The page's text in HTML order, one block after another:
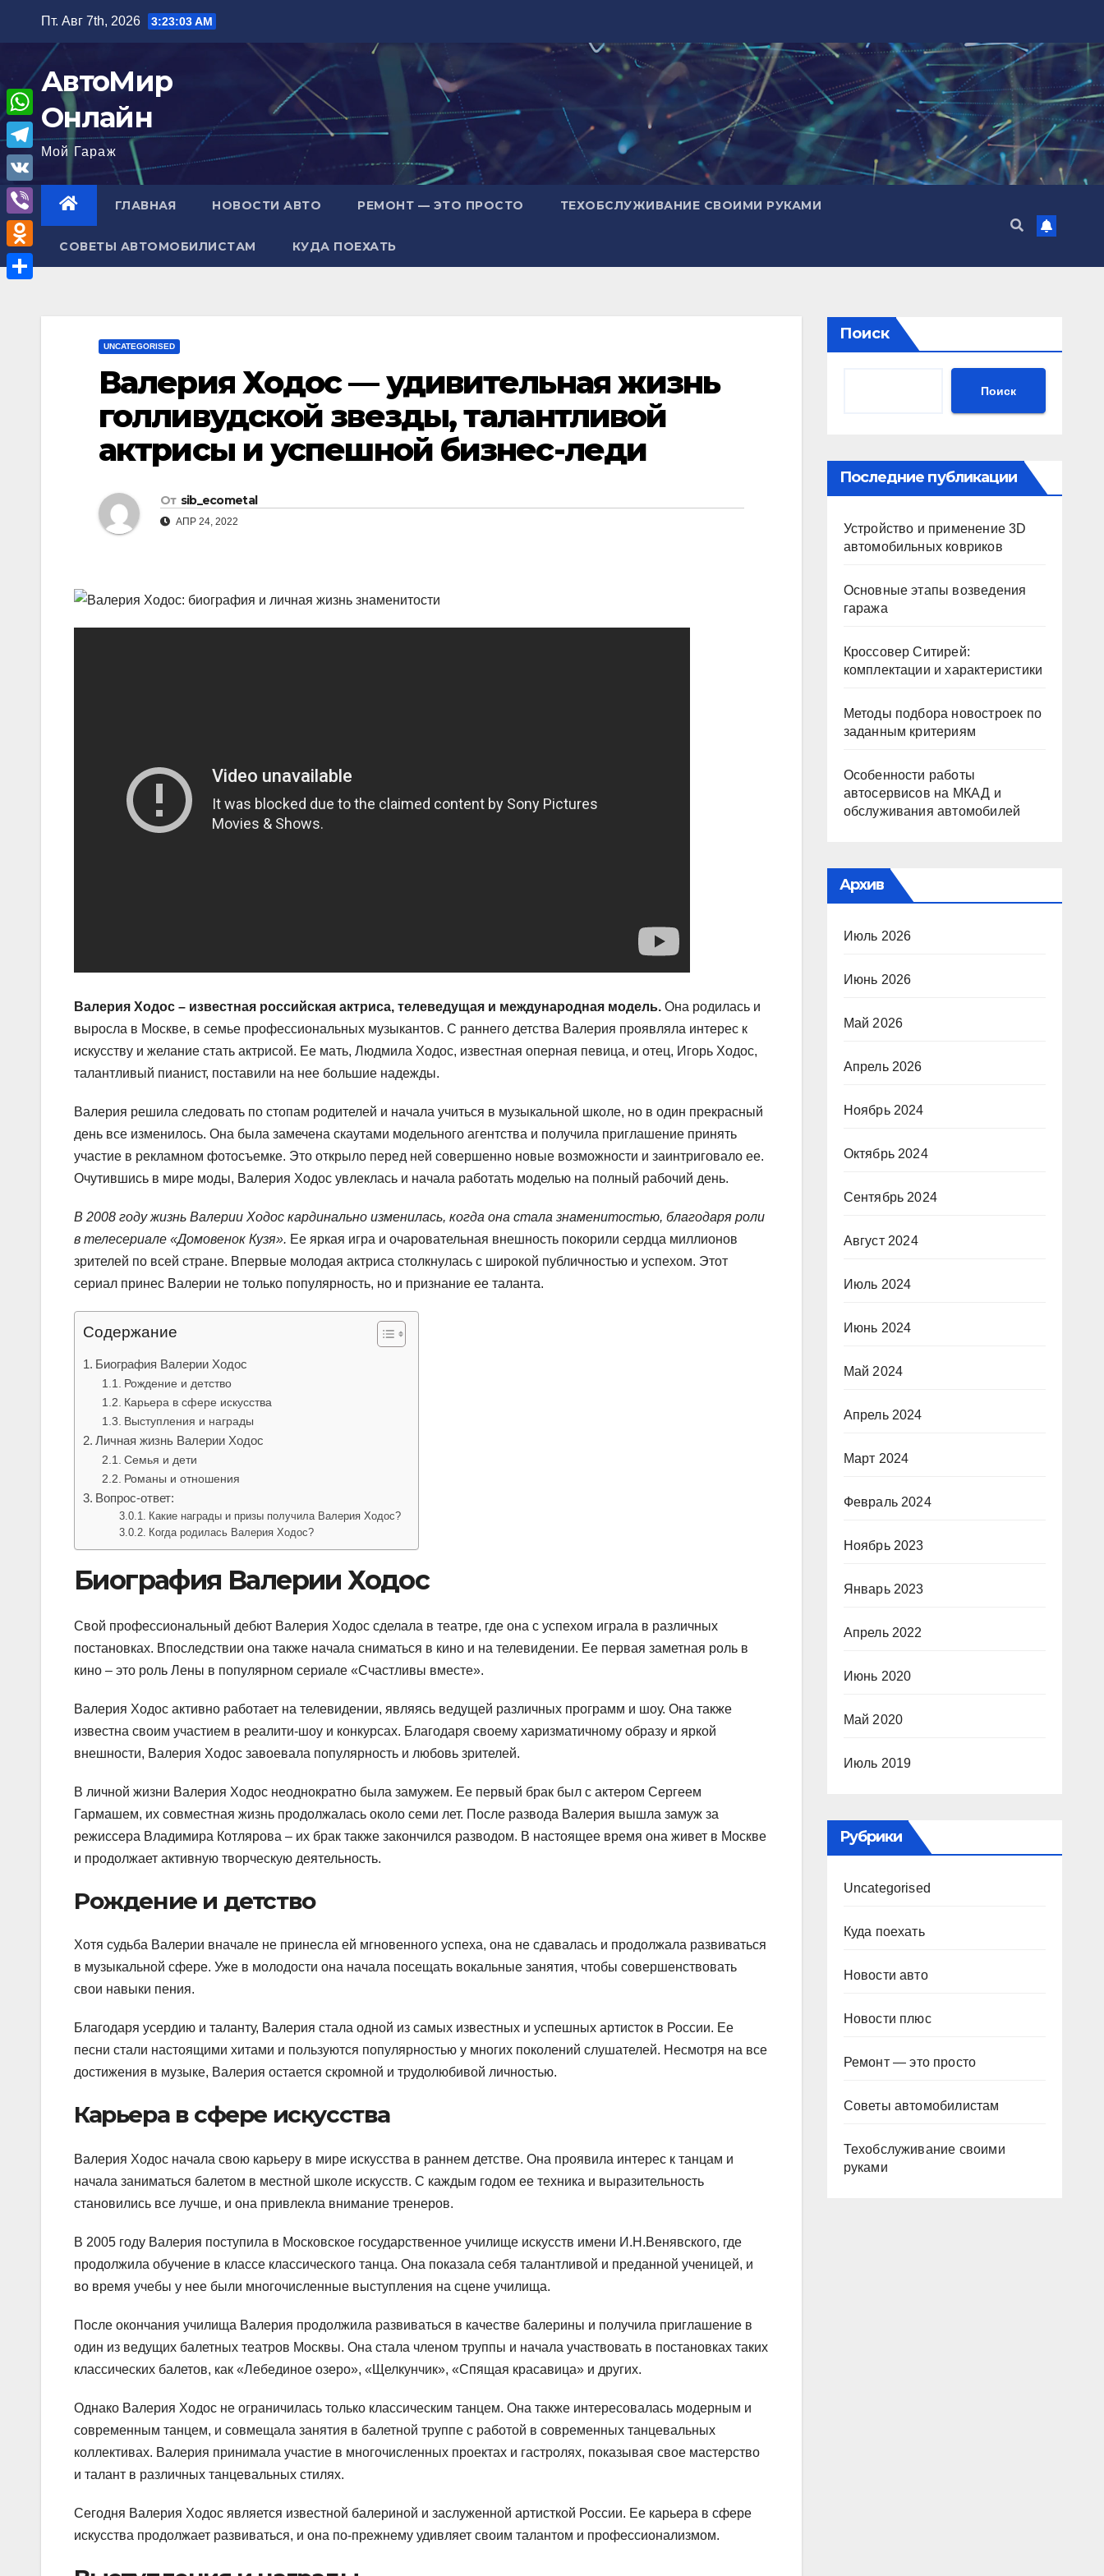
содержимому
Пт. Авг 7th, 2026 3:23:04 AM
АвтоМир
Онлайн
Мой Гараж
ГЛАВНАЯ НОВОСТИ АВТО РЕМОНТ — ЭТО ПРОСТО ТЕХОБСЛУЖИВАНИЕ СВОИМИ РУКАМИ
СОВЕТЫ АВТОМОБИЛИСТАМ КУДА ПОЕХАТЬ
UNCATEGORISED
Валерия Ходос — удивительная жизнь
голливудской звезды, талантливой
актрисы и успешной бизнес-леди
От sib_ecometal
АПР 24, 2022
Валерия Ходос – известная российская актриса, телеведущая и международная модель. Она родилась и
выросла в Москве, в семье профессиональных музыкантов. С раннего детства Валерия проявляла интерес к
искусству и желание стать актрисой. Ее мать, Людмила Ходос, известная оперная певица, и отец, Игорь Ходос,
талантливый пианист, поставили на нее большие надежды.
Валерия решила следовать по стопам родителей и начала учиться в музыкальной школе, но в один прекрасный
день все изменилось. Она была замечена скаутами модельного агентства и получила приглашение принять
участие в рекламном фотосъемке. Это открыло перед ней совершенно новые возможности и заинтриговало ее.
Очутившись в мире моды, Валерия Ходос увлеклась и начала работать моделью на полный рабочий день.
В 2008 году жизнь Валерии Ходос кардинально изменилась, когда она стала знаменитостью, благодаря роли
в телесериале «Домовенок Кузя». Ее яркая игра и очаровательная внешность покорили сердца миллионов
зрителей по всей стране. Впервые молодая актриса столкнулась с широкой публичностью и успехом. Этот
сериал принес Валерии не только популярность, но и признание ее таланта.
Содержание
Биография Валерии Ходос
Рождение и детство
Карьера в сфере искусства
Выступления и награды
Личная жизнь Валерии Ходос
Семья и дети
Романы и отношения
Вопрос-ответ:
Какие награды и призы получила Валерия Ходос?
Когда родилась Валерия Ходос?
Биография Валерии Ходос
Свой профессиональный дебют Валерия Ходос сделала в театре, где она с успехом играла в различных
постановках. Впоследствии она также начала сниматься в кино и на телевидении. Ее первая заметная роль в
кино – это роль Лены в популярном сериале «Счастливы вместе».
Валерия Ходос активно работает на телевидении, являясь ведущей различных программ и шоу. Она также
известна своим участием в реалити-шоу и конкурсах. Благодаря своему харизматичному образу и яркой
внешности, Валерия Ходос завоевала популярность и любовь зрителей.
В личной жизни Валерия Ходос неоднократно была замужем. Ее первый брак был с актером Сергеем
Гармашем, их совместная жизнь продолжалась около семи лет. После развода Валерия вышла замуж за
режиссера Владимира Котлярова – их брак также закончился разводом. В настоящее время она живет в Москве
и продолжает активную творческую деятельность.
Рождение и детство
Хотя судьба Валерии вначале не принесла ей мгновенного успеха, она не сдавалась и продолжала развиваться
в музыкальной сфере. Уже в молодости она начала посещать вокальные занятия, чтобы совершенствовать
свои навыки пения.
Благодаря усердию и таланту, Валерия стала одной из самых известных и успешных артисток в России. Ее
песни стали настоящими хитами и пользуются популярностью у многих поколений слушателей. Несмотря на все
достижения в музыке, Валерия остается скромной и трудолюбивой личностью.
Карьера в сфере искусства
Валерия Ходос начала свою карьеру в мире искусства в раннем детстве. Она проявила интерес к танцам и
начала заниматься балетом в местной школе искусств. С каждым годом ее техника и выразительность
становились все лучше, и она привлекла внимание тренеров.
В 2005 году Валерия поступила в Московское государственное училище искусств имени И.Н.Венявского, где
продолжила обучение в классе классического танца. Она показала себя талантливой и преданной ученицей, и
во время учебы у нее были многочисленные выступления на сцене училища.
После окончания училища Валерия продолжила развиваться в качестве балерины и получила приглашение в
один из ведущих балетных театров Москвы. Она стала членом труппы и начала участвовать в постановках таких
классических балетов, как «Лебединое озеро», «Щелкунчик», «Спящая красавица» и других.
Однако Валерия Ходос не ограничилась только классическим танцем. Она также интересовалась модерным и
современным танцем, и совмещала занятия в балетной труппе с работой в современных танцевальных
коллективах. Валерия принимала участие в многочисленных проектах и гастролях, показывая свое мастерство
и талант в различных танцевальных стилях.
Сегодня Валерия Ходос является известной балериной и заслуженной артисткой России. Ее карьера в сфере
искусства продолжает развиваться, и она по-прежнему удивляет своим талантом и профессионализмом.
Поиск
Поиск
Последние публикации
Устройство и применение 3D
автомобильных ковриков
Основные этапы возведения
гаража
Кроссовер Ситирей:
комплектации и характеристики
Методы подбора новостроек по
заданным критериям
Особенности работы
автосервисов на МКАД и
обслуживания автомобилей
Архив
Июль 2026
Июнь 2026
Май 2026
Апрель 2026
Ноябрь 2024
Октябрь 2024
Сентябрь 2024
Август 2024
Июль 2024
Июнь 2024
Май 2024
Апрель 2024
Март 2024
Февраль 2024
Ноябрь 2023
Январь 2023
Апрель 2022
Июнь 2020
Май 2020
Июль 2019
Рубрики
Uncategorised
Куда поехать
Новости авто
Новости плюс
Ремонт — это просто
Советы автомобилистам
Техобслуживание своими
руками
W
h
a
A
T
e
l
e
g
V
K
V
i
b
O